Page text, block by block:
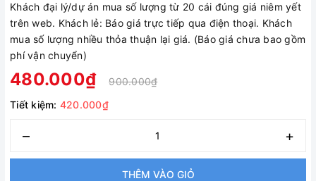
Khách đại lý/dự án mua số lượng từ 20 cái đúng giá niêm yết
trên web. Khách lẻ: Báo giá trực tiếp qua điện thoại. Khách
mua số lượng nhiều thỏa thuận lại giá. (Báo giá chưa bao gồm
phí vận chuyển)
480.000₫
900.000₫
Tiết kiệm: 420.000₫
– +
THÊM VÀO GIỎ